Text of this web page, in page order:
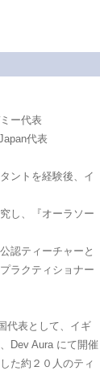
ー代表
代表
ントを経験後、イ
し、『オーラソー
認ティーチャーと
ラクティショナー
代表として、イギ
Dev Aura にて開催
た約２０人のティ